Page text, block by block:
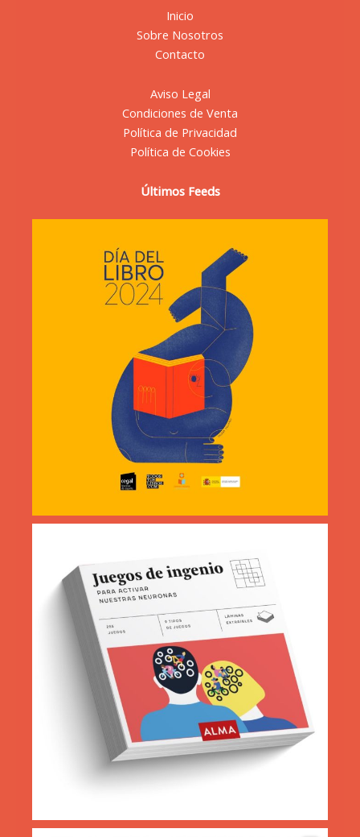
Inicio
Sobre Nosotros
Contacto
Aviso Legal
Condiciones de Venta
Política de Privacidad
Política de Cookies
Últimos Feeds